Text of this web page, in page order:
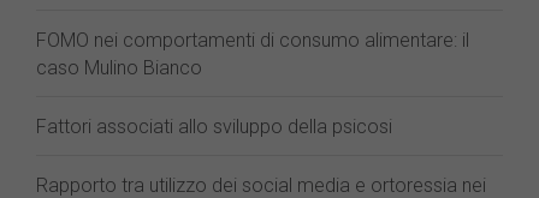
FOMO nei comportamenti di consumo alimentare: il
caso Mulino Bianco
Fattori associati allo sviluppo della psicosi
Rapporto tra utilizzo dei social media e ortoressia nei